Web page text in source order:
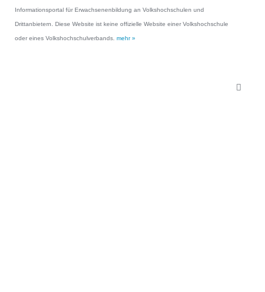
Informationsportal für Erwachsenenbildung an Volkshochschulen und
Drittanbietern. Diese Website ist keine offizielle Website einer Volkshochschule
oder eines Volkshochschulverbands. mehr »